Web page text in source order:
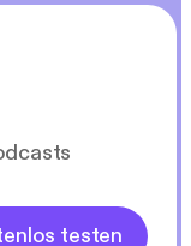
testen